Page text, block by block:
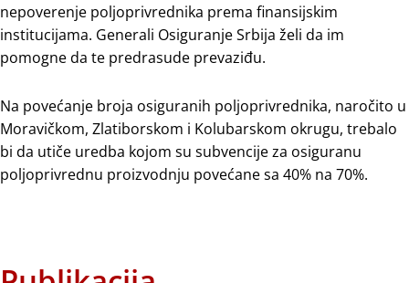
nepoverenje poljoprivrednika prema finansijskim
institucijama. Generali Osiguranje Srbija želi da im
pomogne da te predrasude prevaziđu.
Na povećanje broja osiguranih poljoprivrednika, naročito u
Moravičkom, Zlatiborskom i Kolubarskom okrugu, trebalo
bi da utiče uredba kojom su subvencije za osiguranu
poljoprivrednu proizvodnju povećane sa 40% na 70%.